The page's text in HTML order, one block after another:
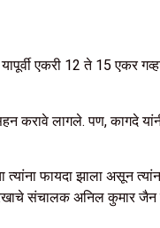
एकरी 12 ते 15 एकर
करावे लागले. पण, कागदे
फायदा झाला असून
संचालक अनिल कुमार